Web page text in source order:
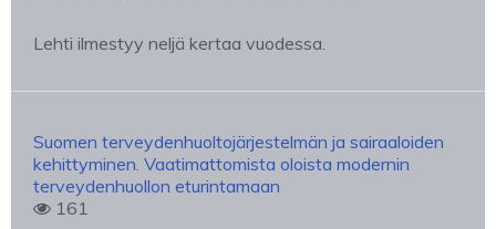
Lehti ilmestyy neljä kertaa vuodessa.
Suomen terveydenhuoltojärjestelmän ja sairaaloiden
kehittyminen. Vaatimattomista oloista modernin
terveydenhuollon eturintamaan
161